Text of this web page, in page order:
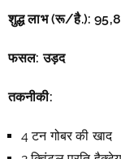
शुद्ध लाभ (रू/है.):
फसल: उड़द
तकनीकी:
4 टन गोबर की खाद